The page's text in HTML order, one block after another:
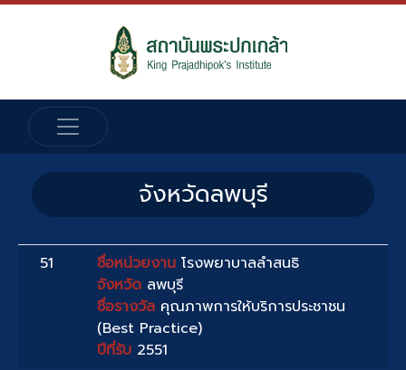
จังหวัดลพบุรี
51 ชื่อหน่วยงาน โรงพยาบาลลำสนธิ
จังหวัด ลพบุรี
ชื่อรางวัล คุณภาพการให้บริการประชาชน
(Best Practice)
ปีที่รับ 2551